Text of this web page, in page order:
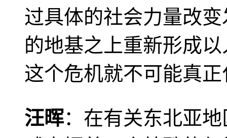
过具体的社会力量改
的地基之上重新形成
这个危机就不可能真
汪晖：在有关东北亚